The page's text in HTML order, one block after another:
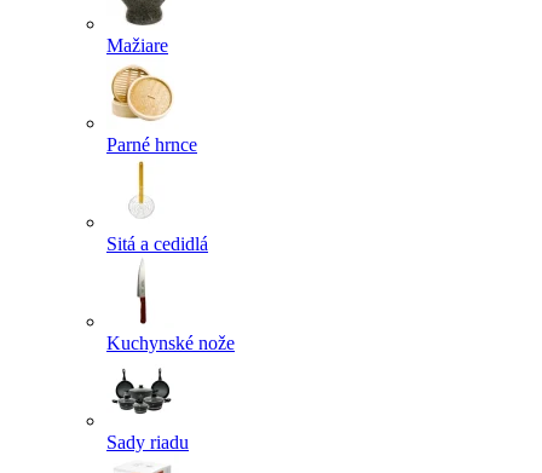
Mažiare
Parné hrnce
Sitá a cedidlá
Kuchynské nože
Sady riadu